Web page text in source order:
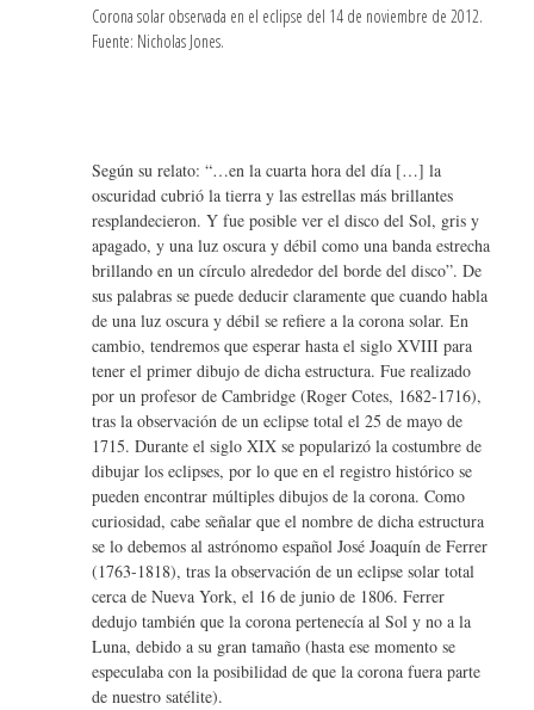
Corona solar observada en el eclipse del 14 de noviembre de 2012.
Fuente: Nicholas Jones.
Según su relato: “…en la cuarta hora del día […] la
oscuridad cubrió la tierra y las estrellas más brillantes
resplandecieron. Y fue posible ver el disco del Sol, gris y
apagado, y una luz oscura y débil como una banda estrecha
brillando en un círculo alrededor del borde del disco”. De
sus palabras se puede deducir claramente que cuando habla
de una luz oscura y débil se refiere a la corona solar. En
cambio, tendremos que esperar hasta el siglo XVIII para
tener el primer dibujo de dicha estructura. Fue realizado
por un profesor de Cambridge (Roger Cotes, 1682-1716),
tras la observación de un eclipse total el 25 de mayo de
1715. Durante el siglo XIX se popularizó la costumbre de
dibujar los eclipses, por lo que en el registro histórico se
pueden encontrar múltiples dibujos de la corona. Como
curiosidad, cabe señalar que el nombre de dicha estructura
se lo debemos al astrónomo español José Joaquín de Ferrer
(1763-1818), tras la observación de un eclipse solar total
cerca de Nueva York, el 16 de junio de 1806. Ferrer
dedujo también que la corona pertenecía al Sol y no a la
Luna, debido a su gran tamaño (hasta ese momento se
especulaba con la posibilidad de que la corona fuera parte
de nuestro satélite).